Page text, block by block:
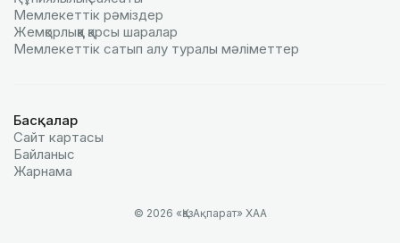
Мемлекеттік рәміздер
Жемқорлыққа қарсы шаралар
Мемлекеттік сатып алу туралы мәлiметтер
Басқалар
Сайт картасы
Байланыс
Жарнама
© 2026 «ҚазАқпарат» ХАА